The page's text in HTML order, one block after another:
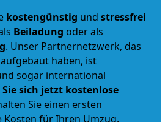
kostengünstig und stressfrei
Beiladung oder als
. Unser Partnernetzwerk, das
haben, ist
sogar international
Sie sich jetzt kostenlose
Sie einen ersten
Kosten für Ihren Umzug.